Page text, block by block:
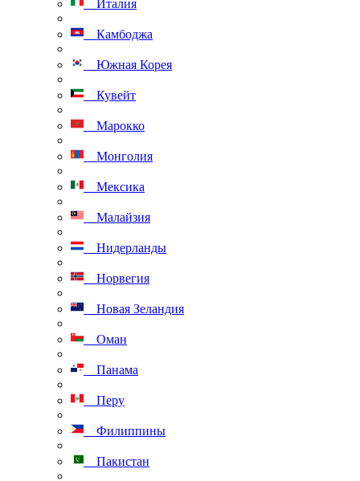
Италия
Камбоджа
Южная Корея
Кувейт
Марокко
Монголия
Мексика
Малайзия
Нидерланды
Норвегия
Новая Зеландия
Оман
Панама
Перу
Филиппины
Пакистан